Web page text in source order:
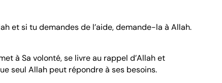
et si tu demandes de l’aide, demande-la à Allah.
à Sa volonté, se livre au rappel d’Allah et
seul Allah peut répondre à ses besoins.